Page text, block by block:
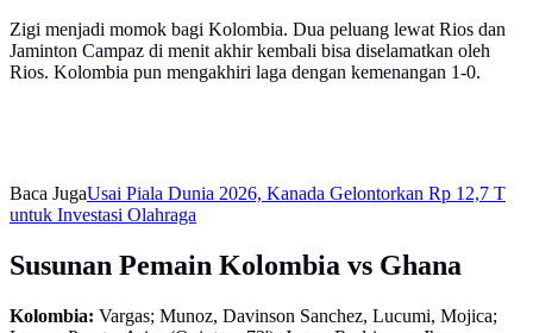
Zigi menjadi momok bagi Kolombia. Dua peluang lewat Rios dan
Jaminton Campaz di menit akhir kembali bisa diselamatkan oleh
Rios. Kolombia pun mengakhiri laga dengan kemenangan 1-0.
Baca JugaUsai Piala Dunia 2026, Kanada Gelontorkan Rp 12,7 T
untuk Investasi Olahraga
Susunan Pemain Kolombia vs Ghana
Kolombia: Vargas; Munoz, Davinson Sanchez, Lucumi, Mojica;